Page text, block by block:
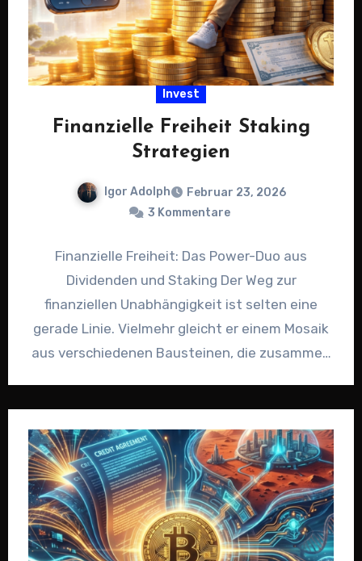
Invest
Finanzielle Freiheit Staking
Strategien
Igor Adolph
Februar 23, 2026
3 Kommentare
Finanzielle Freiheit: Das Power-Duo aus
Dividenden und Staking Der Weg zur
finanziellen Unabhängigkeit ist selten eine
gerade Linie. Vielmehr gleicht er einem Mosaik
aus verschiedenen Bausteinen, die zusammen